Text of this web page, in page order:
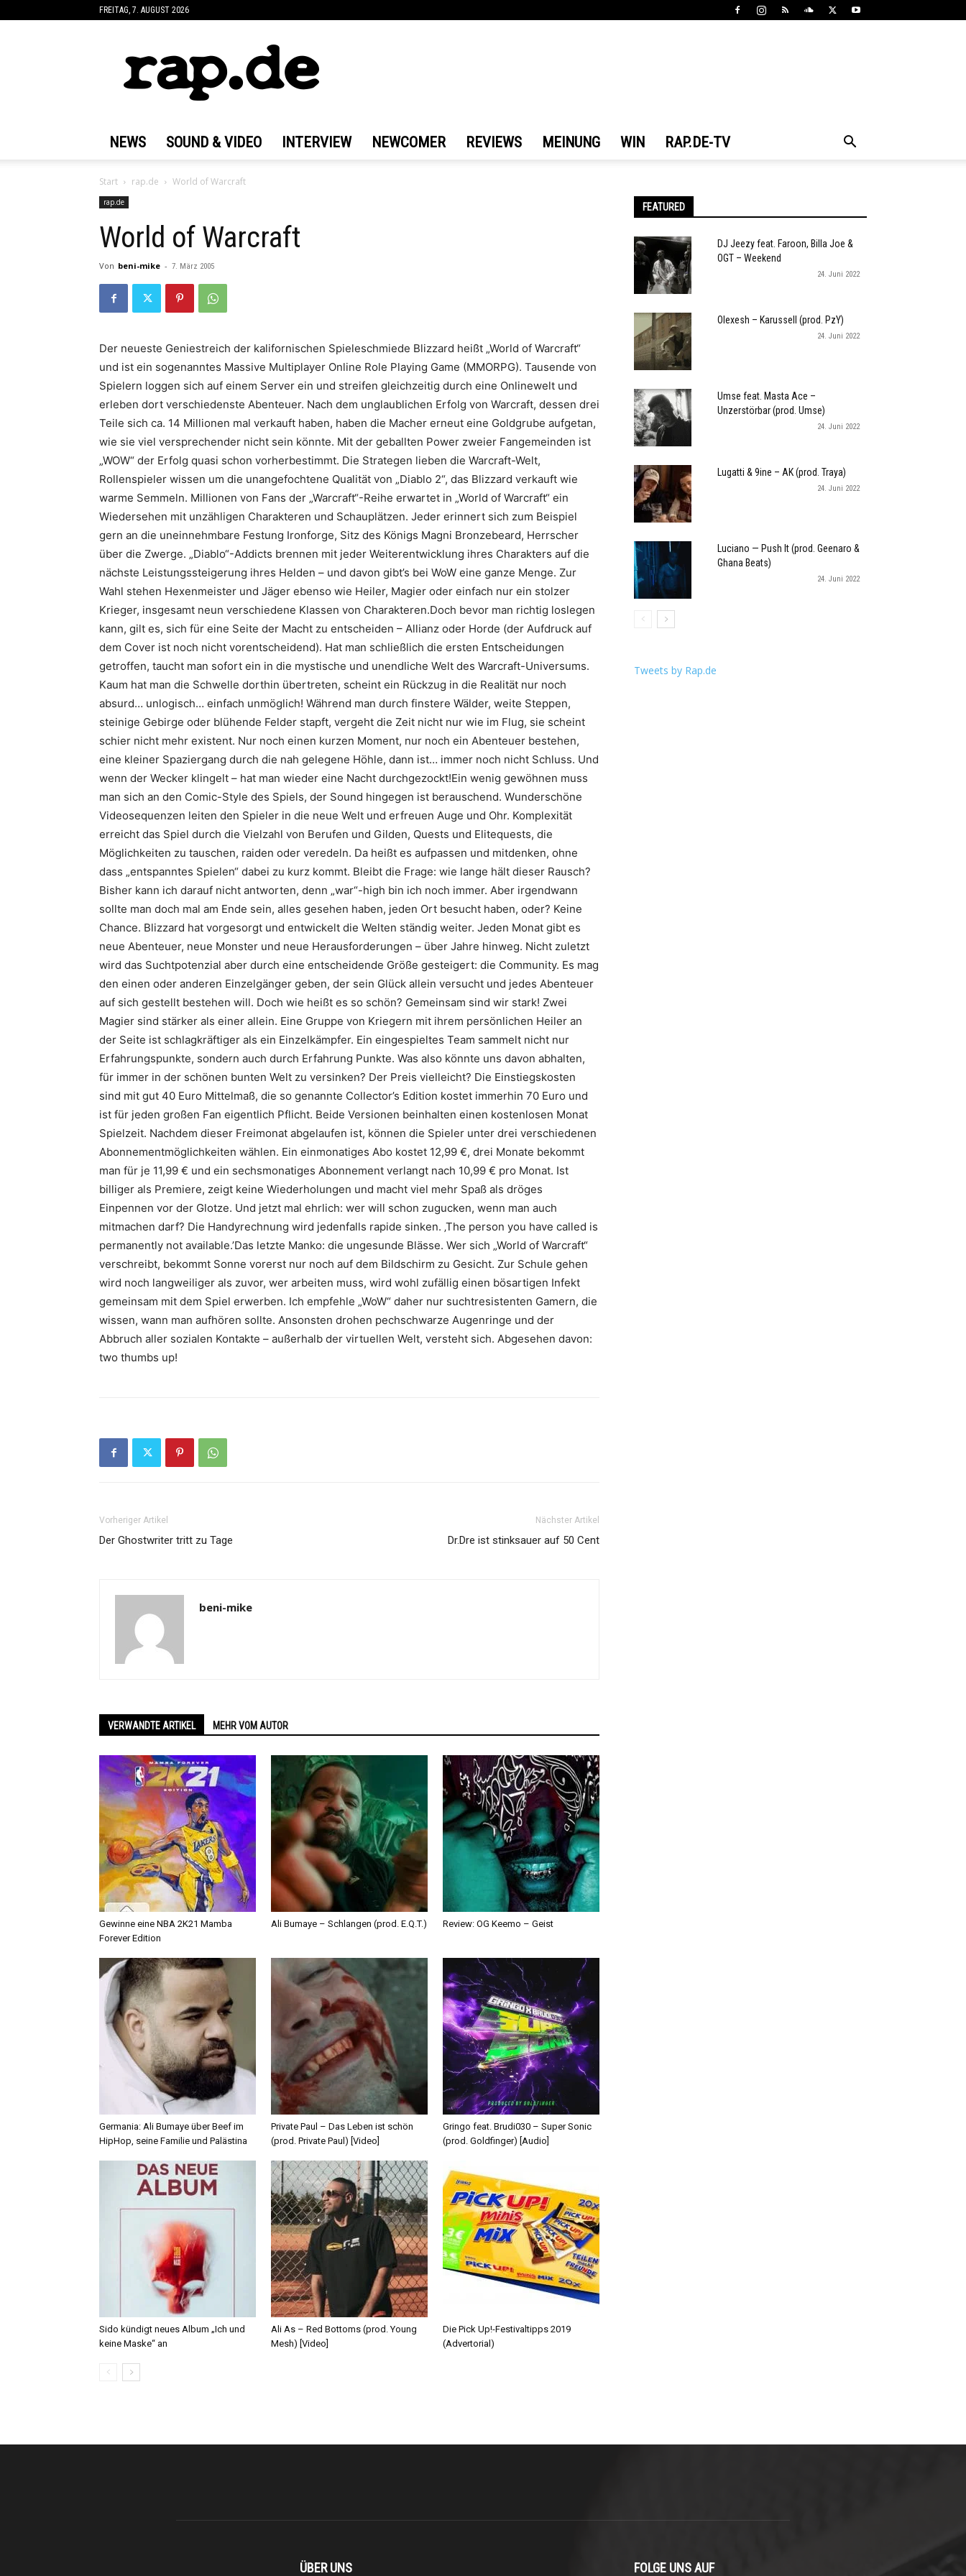
FREITAG, 7. AUGUST 2026
NEWS SOUND & VIDEO INTERVIEW NEWCOMER REVIEWS MEINUNG WIN RAP.DE-TV
Start rap.de World of Warcraft
rap.de
World of Warcraft
Von beni-mike - 7. März 2005
Der neueste Geniestreich der kalifornischen Spieleschmiede Blizzard heißt „World of Warcraft“
und ist ein sogenanntes Massive Multiplayer Online Role Playing Game (MMORPG). Tausende von
Spielern loggen sich auf einem Server ein und streifen gleichzeitig durch eine Onlinewelt und
erleben dort verschiedenste Abenteuer. Nach dem unglaublichen Erfolg von Warcraft, dessen drei
Teile sich ca. 14 Millionen mal verkauft haben, haben die Macher erneut eine Goldgrube aufgetan,
wie sie viel versprechender nicht sein könnte. Mit der geballten Power zweier Fangemeinden ist
„WOW“ der Erfolg quasi schon vorherbestimmt. Die Strategen lieben die Warcraft-Welt,
Rollenspieler wissen um die unangefochtene Qualität von „Diablo 2“, das Blizzard verkauft wie
warme Semmeln. Millionen von Fans der „Warcraft“-Reihe erwartet in „World of Warcraft“ ein
Wiedersehen mit unzähligen Charakteren und Schauplätzen. Jeder erinnert sich zum Beispiel
gern an die uneinnehmbare Festung Ironforge, Sitz des Königs Magni Bronzebeard, Herrscher
über die Zwerge. „Diablo“-Addicts brennen mit jeder Weiterentwicklung ihres Charakters auf die
nächste Leistungssteigerung ihres Helden – und davon gibt’s bei WoW eine ganze Menge. Zur
Wahl stehen Hexenmeister und Jäger ebenso wie Heiler, Magier oder einfach nur ein stolzer
Krieger, insgesamt neun verschiedene Klassen von Charakteren.Doch bevor man richtig loslegen
kann, gilt es, sich für eine Seite der Macht zu entscheiden – Allianz oder Horde (der Aufdruck auf
dem Cover ist noch nicht vorentscheidend). Hat man schließlich die ersten Entscheidungen
getroffen, taucht man sofort ein in die mystische und unendliche Welt des Warcraft-Universums.
Kaum hat man die Schwelle dorthin übertreten, scheint ein Rückzug in die Realität nur noch
absurd… unlogisch… einfach unmöglich! Während man durch finstere Wälder, weite Steppen,
steinige Gebirge oder blühende Felder stapft, vergeht die Zeit nicht nur wie im Flug, sie scheint
schier nicht mehr existent. Nur noch einen kurzen Moment, nur noch ein Abenteuer bestehen,
eine kleiner Spaziergang durch die nah gelegene Höhle, dann ist… immer noch nicht Schluss. Und
wenn der Wecker klingelt – hat man wieder eine Nacht durchgezockt!Ein wenig gewöhnen muss
man sich an den Comic-Style des Spiels, der Sound hingegen ist berauschend. Wunderschöne
Videosequenzen leiten den Spieler in die neue Welt und erfreuen Auge und Ohr. Komplexität
erreicht das Spiel durch die Vielzahl von Berufen und Gilden, Quests und Elitequests, die
Möglichkeiten zu tauschen, raiden oder veredeln. Da heißt es aufpassen und mitdenken, ohne
dass „entspanntes Spielen“ dabei zu kurz kommt. Bleibt die Frage: wie lange hält dieser Rausch?
Bisher kann ich darauf nicht antworten, denn „war“-high bin ich noch immer. Aber irgendwann
sollte man doch mal am Ende sein, alles gesehen haben, jeden Ort besucht haben, oder? Keine
Chance. Blizzard hat vorgesorgt und entwickelt die Welten ständig weiter. Jeden Monat gibt es
neue Abenteuer, neue Monster und neue Herausforderungen – über Jahre hinweg. Nicht zuletzt
wird das Suchtpotenzial aber durch eine entscheidende Größe gesteigert: die Community. Es mag
den einen oder anderen Einzelgänger geben, der sein Glück allein versucht und jedes Abenteuer
auf sich gestellt bestehen will. Doch wie heißt es so schön? Gemeinsam sind wir stark! Zwei
Magier sind stärker als einer allein. Eine Gruppe von Kriegern mit ihrem persönlichen Heiler an
der Seite ist schlagkräftiger als ein Einzelkämpfer. Ein eingespieltes Team sammelt nicht nur
Erfahrungspunkte, sondern auch durch Erfahrung Punkte. Was also könnte uns davon abhalten,
für immer in der schönen bunten Welt zu versinken? Der Preis vielleicht? Die Einstiegskosten
sind mit gut 40 Euro Mittelmaß, die so genannte Collector’s Edition kostet immerhin 70 Euro und
ist für jeden großen Fan eigentlich Pflicht. Beide Versionen beinhalten einen kostenlosen Monat
Spielzeit. Nachdem dieser Freimonat abgelaufen ist, können die Spieler unter drei verschiedenen
Abonnementmöglichkeiten wählen. Ein einmonatiges Abo kostet 12,99 €, drei Monate bekommt
man für je 11,99 € und ein sechsmonatiges Abonnement verlangt nach 10,99 € pro Monat. Ist
billiger als Premiere, zeigt keine Wiederholungen und macht viel mehr Spaß als dröges
Einpennen vor der Glotze. Und jetzt mal ehrlich: wer will schon zugucken, wenn man auch
mitmachen darf? Die Handyrechnung wird jedenfalls rapide sinken. ‚The person you have called is
permanently not available.’Das letzte Manko: die ungesunde Blässe. Wer sich „World of Warcraft“
verschreibt, bekommt Sonne vorerst nur noch auf dem Bildschirm zu Gesicht. Zur Schule gehen
wird noch langweiliger als zuvor, wer arbeiten muss, wird wohl zufällig einen bösartigen Infekt
gemeinsam mit dem Spiel erwerben. Ich empfehle „WoW“ daher nur suchtresistenten Gamern, die
wissen, wann man aufhören sollte. Ansonsten drohen pechschwarze Augenringe und der
Abbruch aller sozialen Kontakte – außerhalb der virtuellen Welt, versteht sich. Abgesehen davon:
two thumbs up!
Vorheriger Artikel
Der Ghostwriter tritt zu Tage
Nächster Artikel
Dr.Dre ist stinksauer auf 50 Cent
beni-mike
VERWANDTE ARTIKEL MEHR VOM AUTOR
Gewinne eine NBA 2K21 Mamba
Forever Edition
Ali Bumaye – Schlangen (prod. E.Q.T.) Review: OG Keemo – Geist
Germania: Ali Bumaye über Beef im
HipHop, seine Familie und Palästina
Private Paul – Das Leben ist schön
(prod. Private Paul) [Video]
Gringo feat. Brudi030 – Super Sonic
(prod. Goldfinger) [Audio]
Sido kündigt neues Album „Ich und
keine Maske“ an
Ali As – Red Bottoms (prod. Young
Mesh) [Video]
Die Pick Up!-Festivaltipps 2019
(Advertorial)
FEATURED
DJ Jeezy feat. Faroon, Billa Joe &
OGT – Weekend
24. Juni 2022
Olexesh – Karussell (prod. PzY)
24. Juni 2022
Umse feat. Masta Ace –
Unzerstörbar (prod. Umse)
24. Juni 2022
Lugatti & 9ine – AK (prod. Traya)
24. Juni 2022
Luciano — Push It (prod. Geenaro &
Ghana Beats)
24. Juni 2022
Tweets by Rap.de
ÜBER UNS FOLGE UNS AUF